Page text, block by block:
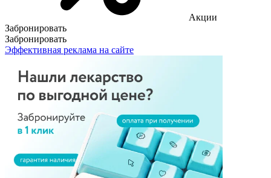
Акции
Забронировать
Забронировать
Эффективная реклама на сайте